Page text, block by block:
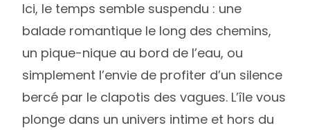
Ici, le temps semble suspendu : une
balade romantique le long des chemins,
un pique-nique au bord de l’eau, ou
simplement l’envie de profiter d’un silence
bercé par le clapotis des vagues. L’île vous
plonge dans un univers intime et hors du